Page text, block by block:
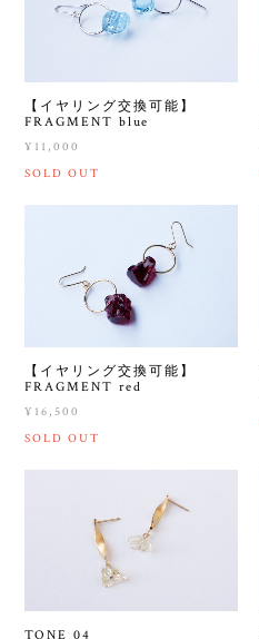
【イヤリング交換可能】
FRAGMENT blue
¥11,000
SOLD OUT
【イヤリング交換可能】
FRAGMENT red
¥16,500
SOLD OUT
TONE 04